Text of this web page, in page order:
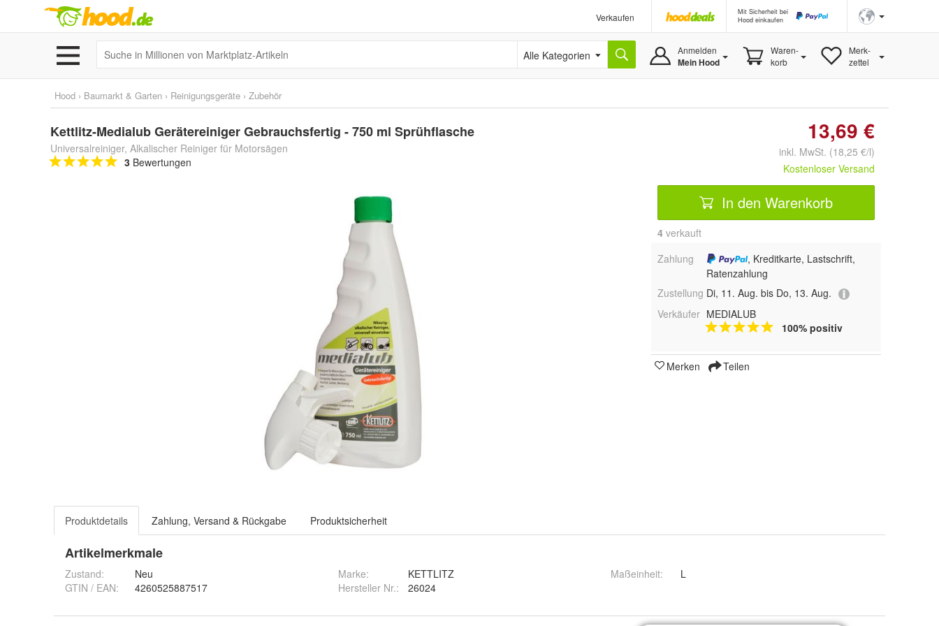
Verkaufen
Mit Sicherheit bei
Hood einkaufen
Alle Kategorien Anmelden
Mein Hood
Waren-
korb
Merk-
zettel
Hood › Baumarkt & Garten › Reinigungsgeräte › Zubehör
Kettlitz-Medialub Gerätereiniger Gebrauchsfertig - 750 ml Sprühflasche
Universalreiniger, Alkalischer Reiniger für Motorsägen
3 Bewertungen
13,69 €
inkl. MwSt. (18,25 €/l)
Kostenloser Versand
In den Warenkorb
4 verkauft
Zahlung
, Kreditkarte, Lastschrift,
Ratenzahlung
Zustellung Di, 11. Aug. bis Do, 13. Aug.
Verkäufer MEDIALUB
100% positiv
Merken Teilen
Produktdetails Zahlung, Versand & Rückgabe Produktsicherheit
Artikelmerkmale
Zustand:
Neu
GTIN / EAN:
4260525887517
Marke:
KETTLITZ
Hersteller Nr.:
26024
Maßeinheit: L